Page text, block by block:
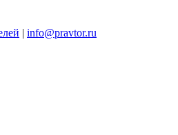
| info@pravtor.ru